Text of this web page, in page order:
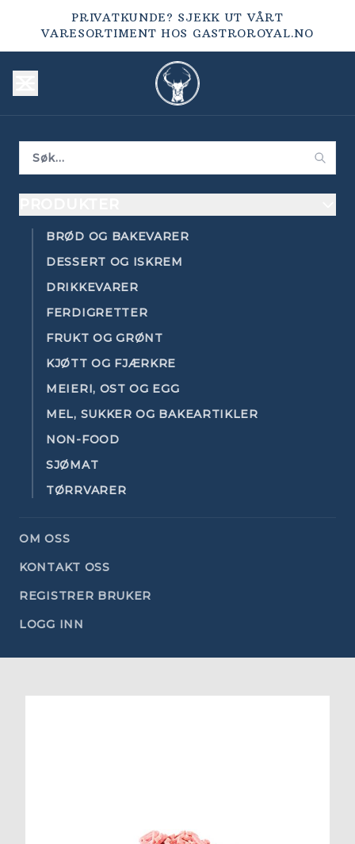
PRIVATKUNDE? SJEKK UT VÅRT
VARESORTIMENT HOS GASTROROYAL.NO
BRØD OG BAKEVARER
DESSERT OG ISKREM
DRIKKEVARER
FERDIGRETTER
FRUKT OG GRØNT
KJØTT OG FJÆRKRE
MEIERI, OST OG EGG
MEL, SUKKER OG BAKEARTIKLER
NON-FOOD
SJØMAT
TØRRVARER
OM OSS
KONTAKT OSS
REGISTRER BRUKER
LOGG INN